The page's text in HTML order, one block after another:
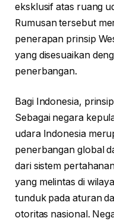
eksklusif atas ruang
Rumusan tersebut
penerapan prinsip
yang disesuaikan
penerbangan.
Bagi Indonesia,
Sebagai negara
udara Indonesia
penerbangan global
dari sistem
yang melintas di
tunduk pada aturan
otoritas nasional.